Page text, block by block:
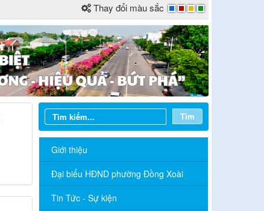
Thay đổi màu sắc
Tìm
Giới thiệu
Đại biểu HĐND phường Đồng Xoài
Tin Tức - Sự kiện